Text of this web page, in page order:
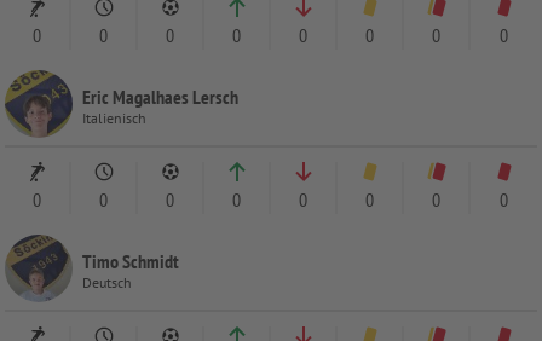
0 0 0 0 0 0 0 0
Eric Magalhaes Lersch
Italienisch
0 0 0 0 0 0 0 0
Timo Schmidt
Deutsch